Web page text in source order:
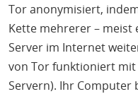
Tor anonymisiert,
Kette mehrerer –
Server im Internet
von Tor funktioniert mit
Servern). Ihr Computer